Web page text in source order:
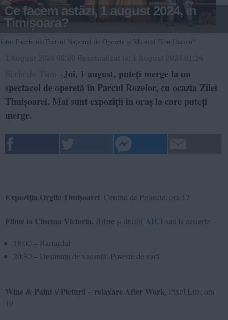
Ce facem astăzi, 1 august 2024, în
Timișoara?
foto: Facebook/Teatrul Național de Operetă şi Musical "Ion Dacian"
- Joi, 1 august, puteți merge la un
spectacol de operetă în Parcul Rozelor, cu ocazia Zilei
Timișoarei. Mai sunt expoziții în oraș la care puteți
merge.
Expoziția Orgile Timișoarei , Centrul de Proiecte, ora 17
Filme la Cinema Victoria. Bilete și detalii AICI sau la casierie:
18:00 – Bastardul
20:30 – Destinații de vacanță: Poveste de vară
Wine & Paint // Pictură – relaxare After Work , Pixel Lite, ora
19